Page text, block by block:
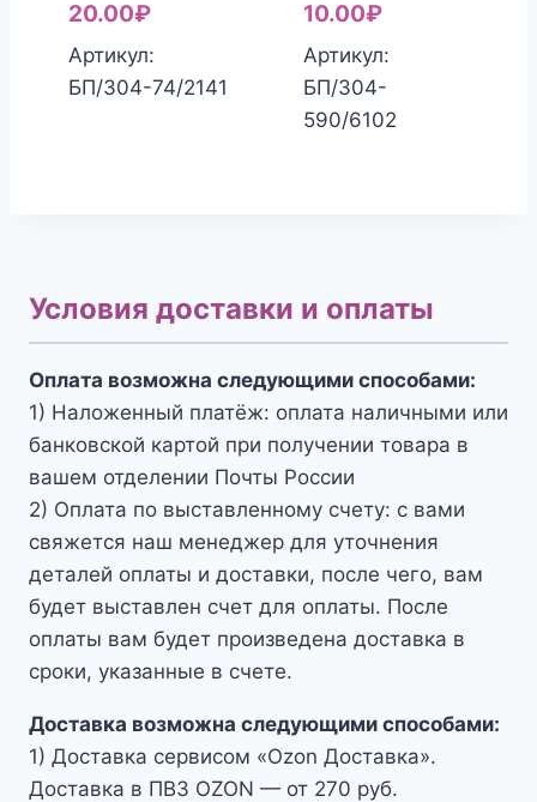
20.00₽
Артикул:
БП/304-74/2141
10.00₽
Артикул:
БП/304-
590/6102
Условия доставки и оплаты
Оплата возможна следующими способами:
1) Наложенный платёж: оплата наличными или
банковской картой при получении товара в
вашем отделении Почты России
2) Оплата по выставленному счету: с вами
свяжется наш менеджер для уточнения
деталей оплаты и доставки, после чего, вам
будет выставлен счет для оплаты. После
оплаты вам будет произведена доставка в
сроки, указанные в счете.
Доставка возможна следующими способами:
1) Доставка сервисом «Ozon Доставка».
Доставка в ПВЗ OZON — от 270 руб.